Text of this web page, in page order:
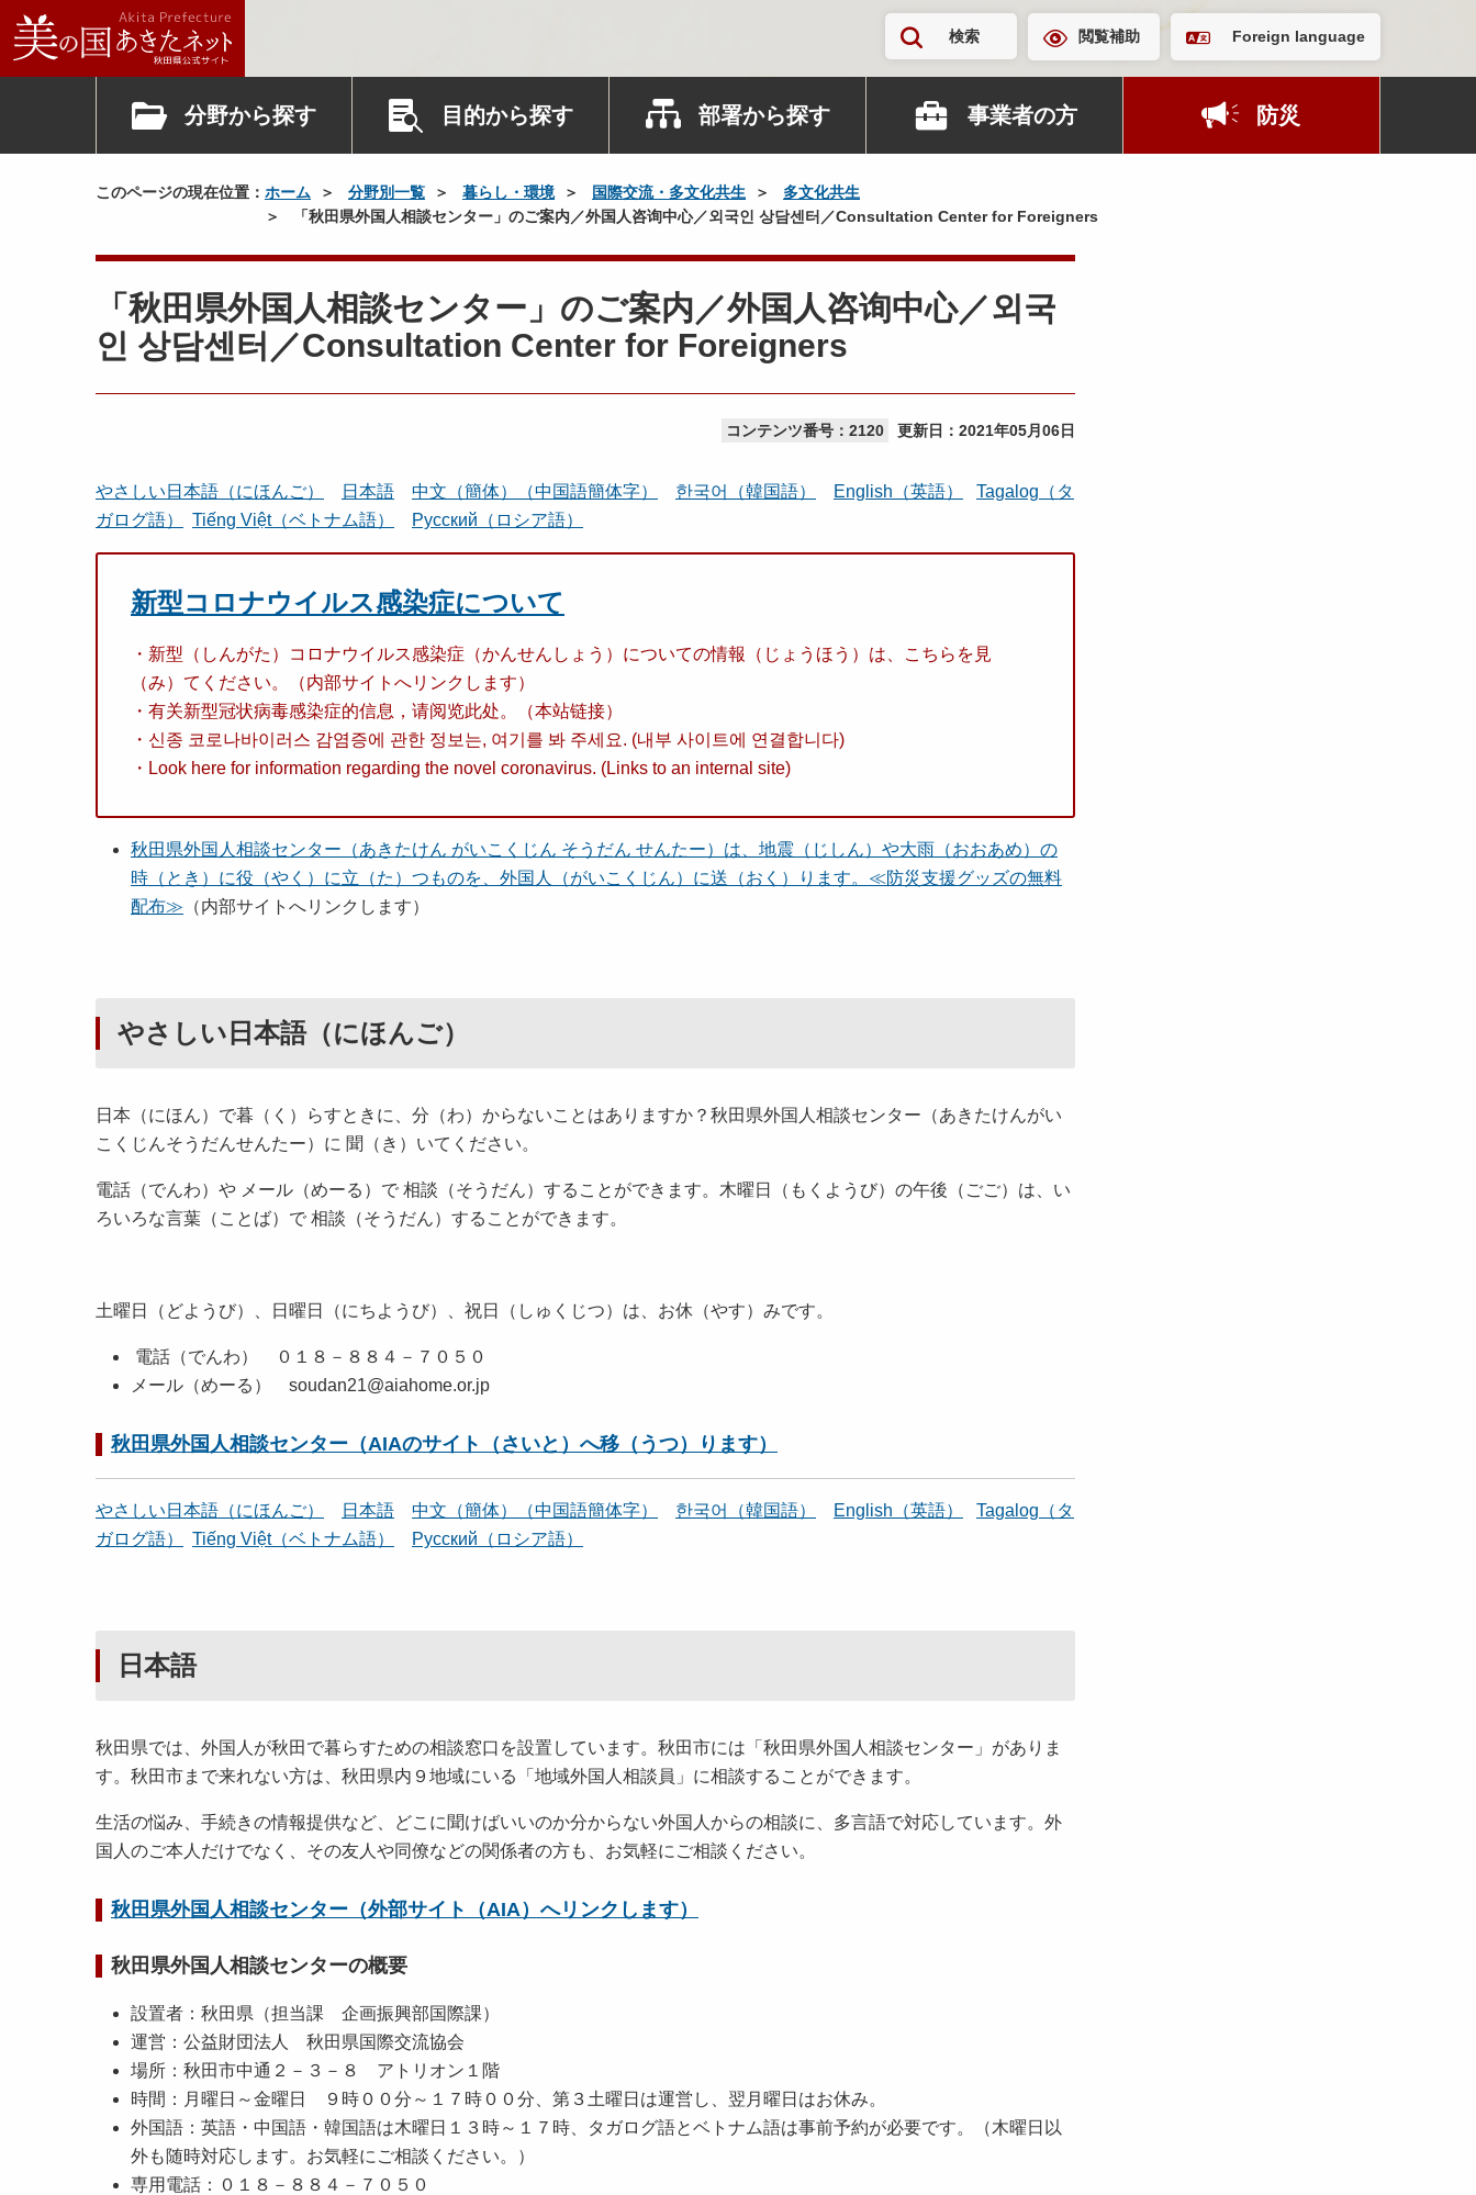
検索 閲覧補助 Foreign language
分野から探す 目的から探す 部署から探す 事業者の方 防災
このページの現在位置： ホーム 分野別一覧 暮らし・環境 国際交流・多文化共生
多文化共生
「秋田県外国人相談センター」のご案内／外国人咨询中心／외국인 상담센터／Consultation Center for Foreigners
「秋田県外国人相談センター」のご案内／外国人咨询中心／외국
인 상담센터／Consultation Center for Foreigners
コンテンツ番号：2120 更新日： 2021年05月06日
やさしい日本語（にほんご） 日本語 中文（簡体）（中国語簡体字） 한국어（韓国語） English（英語）
Tagalog（タ
ガログ語）
Tiếng Việt（ベトナム語） Pусский（ロシア語）
新型コロナウイルス感染症について
・新型（しんがた）コロナウイルス感染症（かんせんしょう）についての情報（じょうほう）は、こちらを見
（み）てください。（内部サイトへリンクします）
・有关新型冠状病毒感染症的信息，请阅览此处。（本站链接）
・신종 코로나바이러스 감염증에 관한 정보는, 여기를 봐 주세요. (내부 사이트에 연결합니다)
・Look here for information regarding the novel coronavirus. (Links to an internal site)
秋田県外国人相談センター（あきたけん がいこくじん そうだん せんたー）は、地震（じしん）や大雨（おおあめ）の
時（とき）に役（やく）に立（た）つものを、外国人（がいこくじん）に送（おく）ります。≪防災支援グッズの無料
配布≫ （内部サイトへリンクします）
やさしい日本語（にほんご）
日本（にほん）で暮（く）らすときに、分（わ）からないことはありますか？秋田県外国人相談センター（あきたけんがい
こくじんそうだんせんたー）に 聞（き）いてください。
電話（でんわ）や メール（めーる）で 相談（そうだん）することができます。木曜日（もくようび）の午後（ごご）は、い
ろいろな言葉（ことば）で 相談（そうだん）することができます。
土曜日（どようび）、日曜日（にちようび）、祝日（しゅくじつ）は、お休（やす）みです。
電話（でんわ） ０１８－８８４－７０５０
メール（めーる） soudan21@aiahome.or.jp
秋田県外国人相談センター（AIAのサイト（さいと）へ移（うつ）ります）
やさしい日本語（にほんご） 日本語 中文（簡体）（中国語簡体字） 한국어（韓国語） English（英語）
Tagalog（タ
ガログ語）
Tiếng Việt（ベトナム語） Pусский（ロシア語）
日本語
秋田県では、外国人が秋田で暮らすための相談窓口を設置しています。秋田市には「秋田県外国人相談センター」がありま
す。秋田市まで来れない方は、秋田県内９地域にいる「地域外国人相談員」に相談することができます。
生活の悩み、手続きの情報提供など、どこに聞けばいいのか分からない外国人からの相談に、多言語で対応しています。外
国人のご本人だけでなく、その友人や同僚などの関係者の方も、お気軽にご相談ください。
秋田県外国人相談センター（外部サイト（AIA）へリンクします）
秋田県外国人相談センターの概要
設置者：秋田県（担当課 企画振興部国際課）
運営：公益財団法人 秋田県国際交流協会
場所：秋田市中通２－３－８ アトリオン１階
時間：月曜日～金曜日 ９時００分～１７時００分、第３土曜日は運営し、翌月曜日はお休み。
外国語：英語・中国語・韓国語は木曜日１３時～１７時、タガログ語とベトナム語は事前予約が必要です。（木曜日以
外も随時対応します。お気軽にご相談ください。）
専用電話：０１８－８８４－７０５０